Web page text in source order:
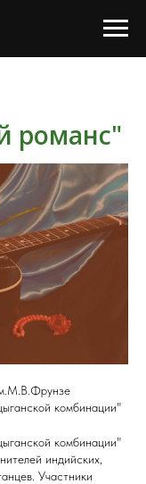
романс"
комбинации"
комбинации"
индийских,
Участники